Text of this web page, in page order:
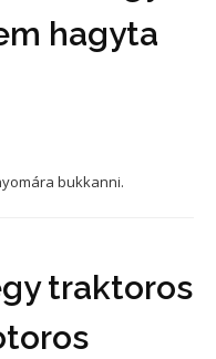
hagyta
bukkanni.
traktoros